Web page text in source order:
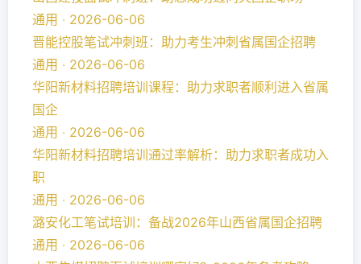
通用 ‧ 2026-06-06
晋能控股笔试冲刺班：助力考生冲刺省属国企招聘
通用 ‧ 2026-06-06
华阳新材料招聘培训课程：助力求职者顺利进入省属
国企
通用 ‧ 2026-06-06
华阳新材料招聘培训通过率解析：助力求职者成功入
职
通用 ‧ 2026-06-06
潞安化工笔试培训：备战2026年山西省属国企招聘
通用 ‧ 2026-06-06